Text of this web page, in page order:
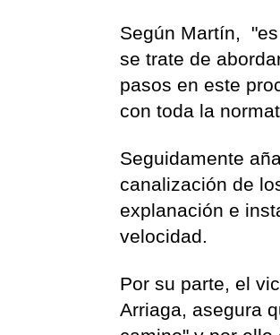
Según Martín,
se trate de
pasos en este
con toda la
Seguidamente
canalización de
explanación e
velocidad.
Por su parte, el
Arriaga, asegura